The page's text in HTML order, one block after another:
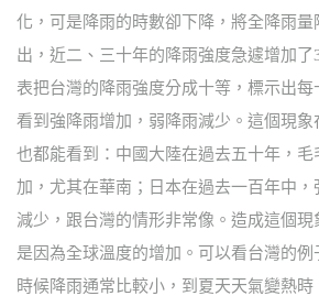
化，可是降雨的時數卻下降，將全降雨量
出，近二、三十年的降雨強度急遽增加了
表把台灣的降雨強度分成十等，標示出
看到強降雨增加，弱降雨減少。這個現
也都能看到：中國大陸在過去五十年，毛
加，尤其在華南；日本在過去一百年中，
減少，跟台灣的情形非常像。造成這個
是因為全球溫度的增加。可以看台灣的
時候降雨通常比較小，到夏天天氣變熱